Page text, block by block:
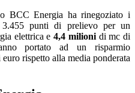
BCC Energia ha rinegoziato i
punti di prelievo per un
elettrica e 4,4 milionidi mc di
portato ad un risparmio
euro rispetto alla media ponderata